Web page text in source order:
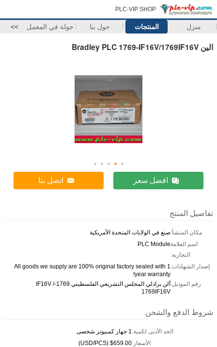
PLC-VIP SHOP
منزل المنتجات حول بنا جولة في المعمل >>
الين Bradley PLC 1769-IF16V/1769IF16V
افضل سعر اتصل بنا
تفاصيل المنتج
مكان المنشأ:صنع في الولايات المتحدة الأمريكية
اسم العلامة
التجارية:
PLC Module
إصدار الشهادات:All goods we supply are 100% original factory sealed with 1
year warranty!
رقم الموديل:
ألن برادلي المجلس التشريعي الفلسطيني 1769-IF16V /
1769IF16V
شروط الدفع والشحن
الحد الأدنى لكمية:1 جهاز كمبيوتر شخصى
الأسعار:$659.00 (USD/PCS)